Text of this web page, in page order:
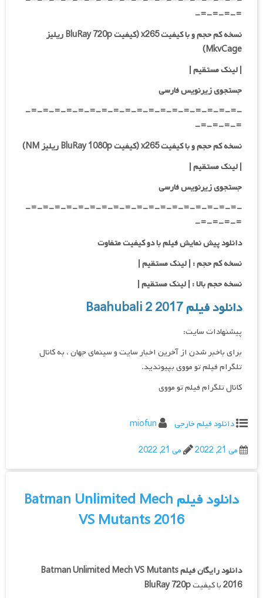
=-=-=-=-
نسخه کم حجم و با کیفیت x265 (کیفیت BluRay 720p ریلیز
MkvCage)
| لینک مستقیم |
جستجوی زیرنویس فارسی
-=-=-=-=-=-=-=-=-=-=-=-=-=-=-=-=-=-=-
=-=-=-=-
نسخه کم حجم و با کیفیت x265 (کیفیت BluRay 1080p ریلیز NM)
| لینک مستقیم |
جستجوی زیرنویس فارسی
-=-=-=-=-=-=-=-=-=-=-=-=-=-=-=-=-=-=-
=-=-=-=-
دانلود پیش نمایش فیلم با دو کیفیت متفاوت
نسخه کم حجم : | لینک مستقیم |
نسخه حجم بالا : | لینک مستقیم |
دانلود فیلم Baahubali 2 2017
پیشنهادات سایت:
برای باخبر شدن از آخرین اخبار سایت و سینمای جهان ، به کانال
تلگرام فیلم تو مووی بپیوندید.
کانال تلگرام فیلم تو مووی
دانلود فیلم خارجی
miofun
می 21, 2022
می 21, 2022
دانلود فیلم Batman Unlimited Mech
VS Mutants 2016
دانلود رایگان فیلمBatman Unlimited Mech VS Mutants
2016با کیفیتBluRay 720p